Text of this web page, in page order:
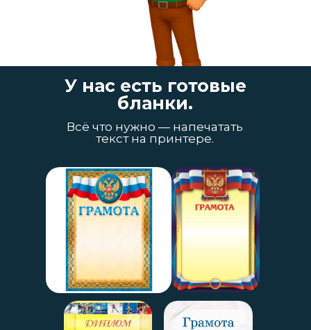
У нас есть готовые
бланки.
Всё что нужно — напечатать
текст на принтере.